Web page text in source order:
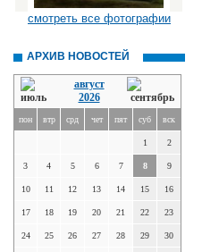
смотреть все фотографии
АРХИВ НОВОСТЕЙ
август
2026
пон втр срд чет пят суб вск
1 2
3 4 5 6 7 8 9
10 11 12 13 14 15 16
17 18 19 20 21 22 23
24 25 26 27 28 29 30